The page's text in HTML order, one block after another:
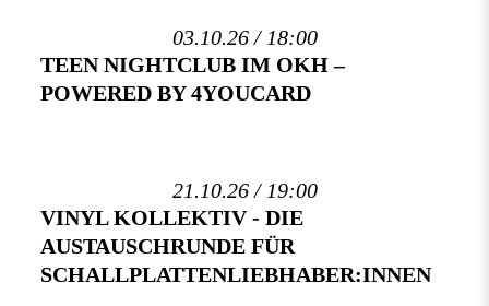
03.10.26 / 18:00
TEEN NIGHTCLUB IM OKH –
POWERED BY 4YOUCARD
21.10.26 / 19:00
VINYL KOLLEKTIV - DIE
AUSTAUSCHRUNDE FÜR
SCHALLPLATTENLIEBHABER:INNEN